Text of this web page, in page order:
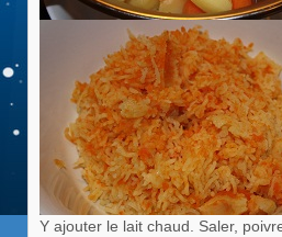
Y ajouter le lait chaud. Saler,